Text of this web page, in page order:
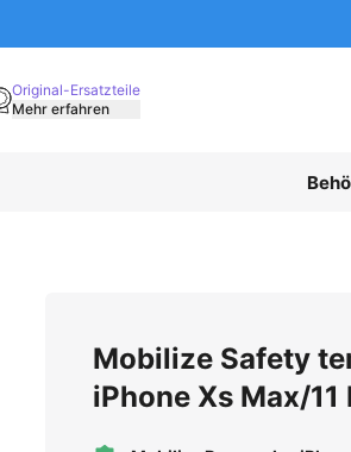
Original-Ersatzteile
Mehr erfahren
Mobilize Safety
iPhone Xs Max/11